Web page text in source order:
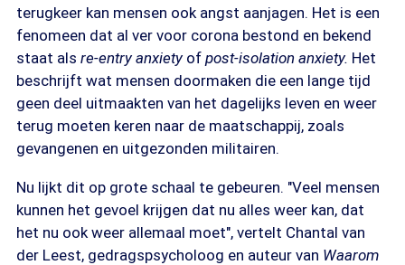
terugkeer kan mensen ook angst aanjagen. Het is een
fenomeen dat al ver voor corona bestond en bekend
staat als re-entry anxietyof post-isolation anxiety. Het
beschrijft wat mensen doormaken die een lange tijd
geen deel uitmaakten van het dagelijks leven en weer
terug moeten keren naar de maatschappij, zoals
gevangenen en uitgezonden militairen.
Nu lijkt dit op grote schaal te gebeuren. "Veel mensen
kunnen het gevoel krijgen dat nu alles weer kan, dat
het nu ook weer allemaal moet", vertelt Chantal van
der Leest, gedragspsycholoog en auteur van Waarom